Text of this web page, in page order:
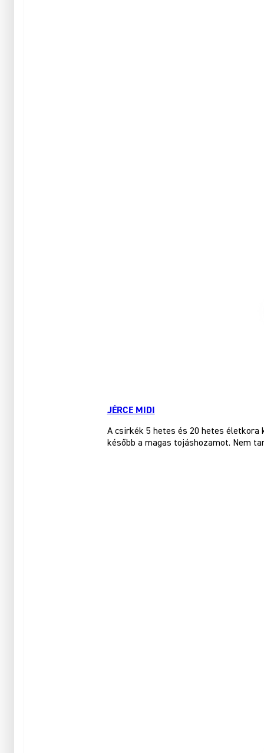
JÉRCE MIDI
A csirkék 5 hetes és 20 hetes
később a magas tojáshozamot. Nem